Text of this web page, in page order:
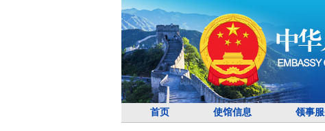
首页 使馆信息 领事